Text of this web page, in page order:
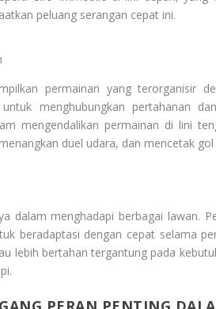
peluang serangan cepat ini.
permainan yang terorganisir
menghubungkan pertahanan
mengendalikan permainan di lini
duel udara, dan mencetak
dalam menghadapi berbagai lawan.
beradaptasi dengan cepat selama
lebih bertahan tergantung pada